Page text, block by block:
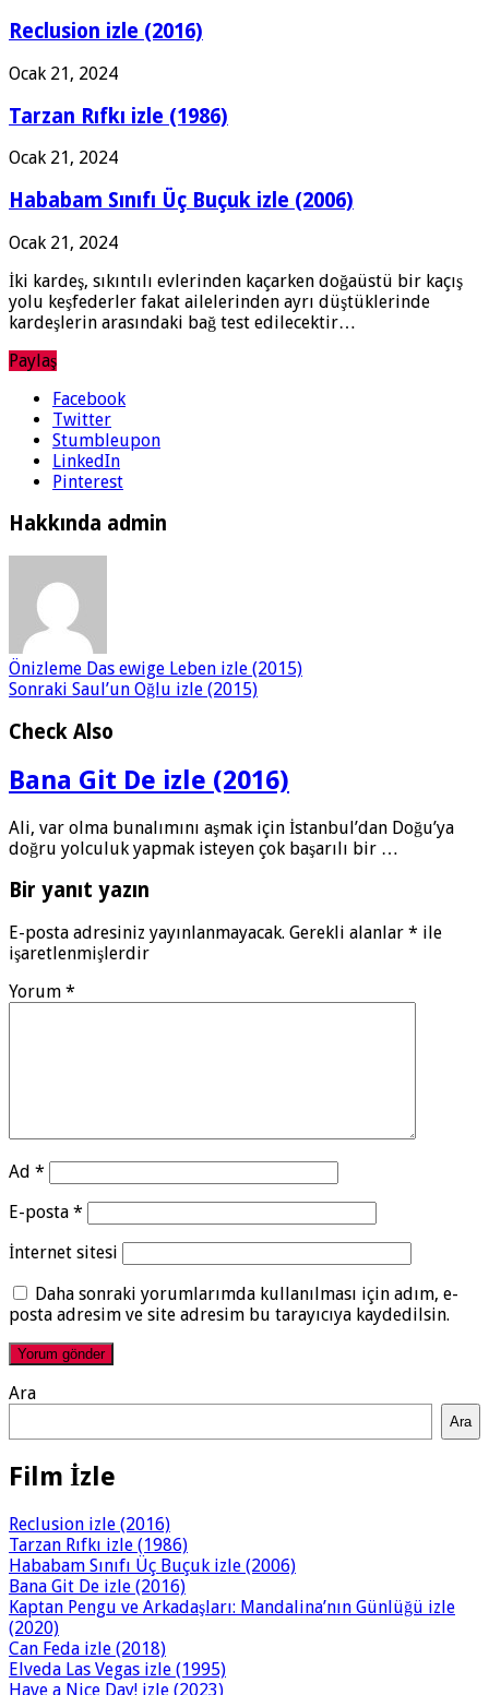
Reclusion izle (2016)
Ocak 21, 2024
Tarzan Rıfkı izle (1986)
Ocak 21, 2024
Hababam Sınıfı Üç Buçuk izle (2006)
Ocak 21, 2024
İki kardeş, sıkıntılı evlerinden kaçarken doğaüstü bir kaçış
yolu keşfederler fakat ailelerinden ayrı düştüklerinde
kardeşlerin arasındaki bağ test edilecektir…
Paylaş
Facebook
Twitter
Stumbleupon
LinkedIn
Pinterest
Hakkında admin
Önizleme Das ewige Leben izle (2015)
Sonraki Saul’un Oğlu izle (2015)
Check Also
Bana Git De izle (2016)
Ali, var olma bunalımını aşmak için İstanbul’dan Doğu’ya
doğru yolculuk yapmak isteyen çok başarılı bir …
Bir yanıt yazın
E-posta adresiniz yayınlanmayacak. Gerekli alanlar * ile
işaretlenmişlerdir
Yorum *
Ad *
E-posta *
İnternet sitesi
Daha sonraki yorumlarımda kullanılması için adım, e-
posta adresim ve site adresim bu tarayıcıya kaydedilsin.
Ara
Ara
Film İzle
Reclusion izle (2016)
Tarzan Rıfkı izle (1986)
Hababam Sınıfı Üç Buçuk izle (2006)
Bana Git De izle (2016)
Kaptan Pengu ve Arkadaşları: Mandalina’nın Günlüğü izle
(2020)
Can Feda izle (2018)
Elveda Las Vegas izle (1995)
Have a Nice Day! izle (2023)